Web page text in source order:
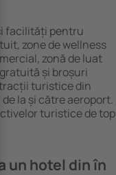
facilități pentru
zone de wellness
zonă de luat
și broșuri
turistice din
la și către aeroport.
turistice de top
un hotel din în